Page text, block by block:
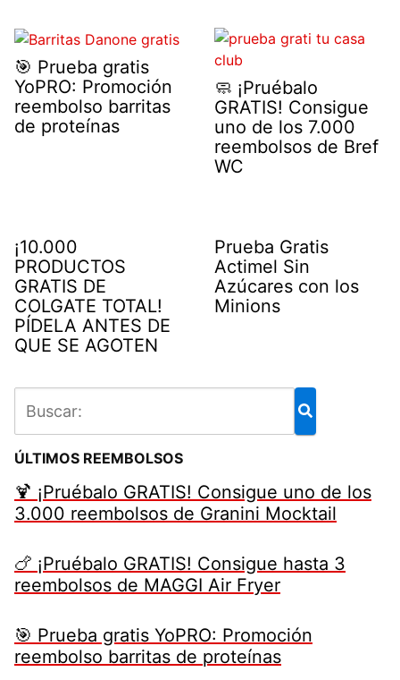
🎯 Prueba gratis
YoPRO: Promoción
reembolso barritas
de proteínas
🧼 ¡Pruébalo
GRATIS! Consigue
uno de los 7.000
reembolsos de Bref
WC
¡10.000
PRODUCTOS
GRATIS DE
COLGATE TOTAL!
PÍDELA ANTES DE
QUE SE AGOTEN
Prueba Gratis
Actimel Sin
Azúcares con los
Minions
ÚLTIMOS REEMBOLSOS
🍹 ¡Pruébalo GRATIS! Consigue uno de los
3.000 reembolsos de Granini Mocktail
🍗 ¡Pruébalo GRATIS! Consigue hasta 3
reembolsos de MAGGI Air Fryer
🎯 Prueba gratis YoPRO: Promoción
reembolso barritas de proteínas